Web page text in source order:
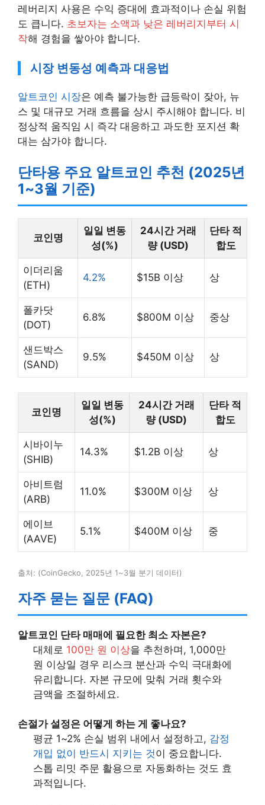
레버리지 사용은 수익 증대에 효과적이나 손실 위험
도 큽니다. 초보자는 소액과 낮은 레버리지부터 시
작해 경험을 쌓아야 합니다.
시장 변동성 예측과 대응법
알트코인 시장은 예측 불가능한 급등락이 잦아, 뉴
스 및 대규모 거래 흐름을 상시 주시해야 합니다. 비
정상적 움직임 시 즉각 대응하고 과도한 포지션 확
대는 삼가야 합니다.
단타용 주요 알트코인 추천 (2025년
1~3월 기준)
코인명
일일 변동
성(%)
24시간 거래
량 (USD)
단타 적
합도
이더리움
(ETH)
4.2% $15B 이상 상
폴카닷
(DOT)
6.8% $800M 이상 중상
샌드박스
(SAND)
9.5% $450M 이상 상
코인명
일일 변동
성(%)
24시간 거래
량 (USD)
단타 적
합도
시바이누
(SHIB)
14.3% $1.2B 이상 상
아비트럼
(ARB)
11.0% $300M 이상 상
에이브
(AAVE)
5.1% $400M 이상 중
출처: (CoinGecko, 2025년 1~3월 분기 데이터)
자주 묻는 질문 (FAQ)
알트코인 단타 매매에 필요한 최소 자본은?
대체로 100만 원 이상을 추천하며, 1,000만
원 이상일 경우 리스크 분산과 수익 극대화에
유리합니다. 자본 규모에 맞춰 거래 횟수와
금액을 조절하세요.
손절가 설정은 어떻게 하는 게 좋나요?
평균 1~2% 손실 범위 내에서 설정하고, 감정
개입 없이 반드시 지키는 것이 중요합니다.
스톱 리밋 주문 활용으로 자동화하는 것도 효
과적입니다.